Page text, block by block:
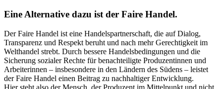
Eine Alternative dazu ist der Faire Handel.
Der Faire Handel ist eine Handelspartnerschaft, die auf Dialog,
Transparenz und Respekt beruht und nach mehr Gerechtigkeit im
Welthandel strebt. Durch bessere Handelsbedingungen und die
Sicherung sozialer Rechte für benachteiligte Produzentinnen und
Arbeiterinnen – insbesondere in den Ländern des Südens – leistet
der Faire Handel einen Beitrag zu nachhaltiger Entwicklung.
Hier steht also der Mensch, der Produzent im Mittelpunkt und nicht